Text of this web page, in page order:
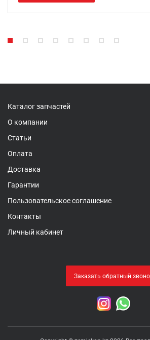
Каталог запчастей
О компании
Статьи
Оплата
Доставка
Гарантии
Пользовательское соглашение
Контакты
Личный кабинет
Заказать обратный